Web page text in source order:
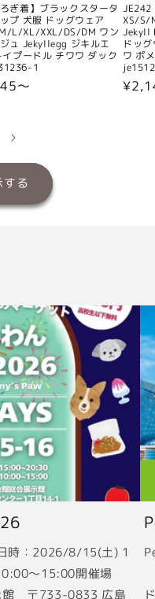
ろぎ着】ブラックスタータ
プ 犬服 ドッグウェア
L/XL/XXL/DS/DM ワン
ュ Jekyllegg ジキルエ
イプードル チワワ ダック
1
〜
JE242
XS/S/
Jekyll
ドッ
ワ ポ
通
る
時：2026/8/15(土) 1
〜15:00開催場
館 〒733-0833 広島